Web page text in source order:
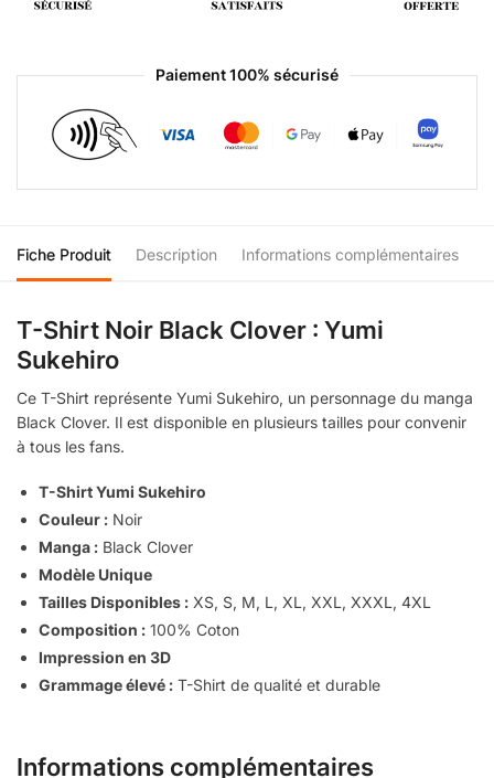
Paiement 100% sécurisé
Fiche Produit Description Informations complémentaires
T-Shirt Noir Black Clover : Yumi
Sukehiro
Ce T-Shirt représente Yumi Sukehiro, un personnage du manga
Black Clover. Il est disponible en plusieurs tailles pour convenir
à tous les fans.
T-Shirt Yumi Sukehiro
Couleur : Noir
Manga : Black Clover
Modèle Unique
Tailles Disponibles : XS, S, M, L, XL, XXL, XXXL, 4XL
Composition : 100% Coton
Impression en 3D
Grammage élevé : T-Shirt de qualité et durable
Informations complémentaires